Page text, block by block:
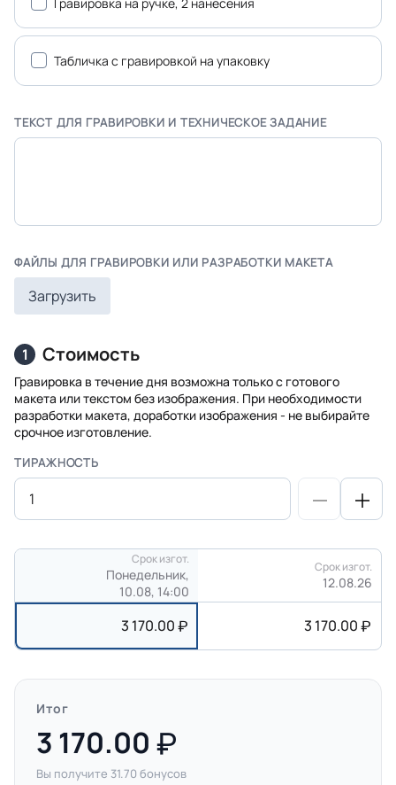
Табличка с гравировкой на упаковку
ТЕКСТ ДЛЯ ГРАВИРОВКИ И ТЕХНИЧЕСКОЕ ЗАДАНИЕ
ФАЙЛЫ ДЛЯ ГРАВИРОВКИ ИЛИ РАЗРАБОТКИ МАКЕТА
Загрузить
1 Стоимость
Гравировка в течение дня возможна только с готового
макета или текстом без изображения. При необходимости
разработки макета, доработки изображения - не выбирайте
срочное изготовление.
ТИРАЖНОСТЬ
Срок изгот.
Понедельник,
10.08, 14:00
Срок изгот.
12.08.26
3 170.00 3 170.00
Итог
3 170.00
Вы получите 31.70 бонусов